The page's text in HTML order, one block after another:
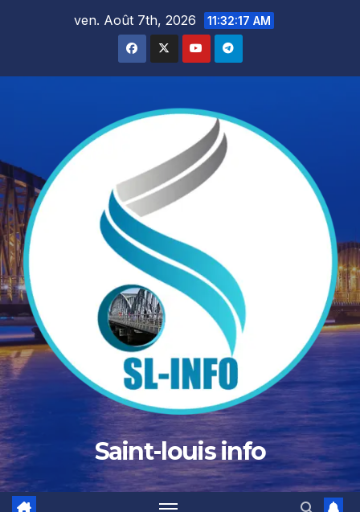
ven. Août 7th, 2026 11:32:18 AM
Saint-louis info